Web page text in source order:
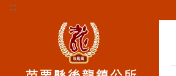
跳到主要內容區塊
:::